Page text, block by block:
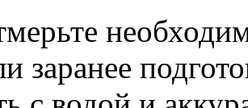
заранее